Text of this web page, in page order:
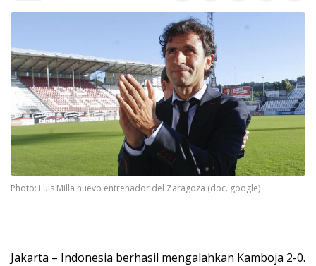
Photo: Luis Milla nuevo entrenador del Zaragoza (doc. google)
Jakarta – Indonesia berhasil mengalahkan Kamboja 2-0.